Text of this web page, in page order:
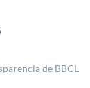
de BBCL